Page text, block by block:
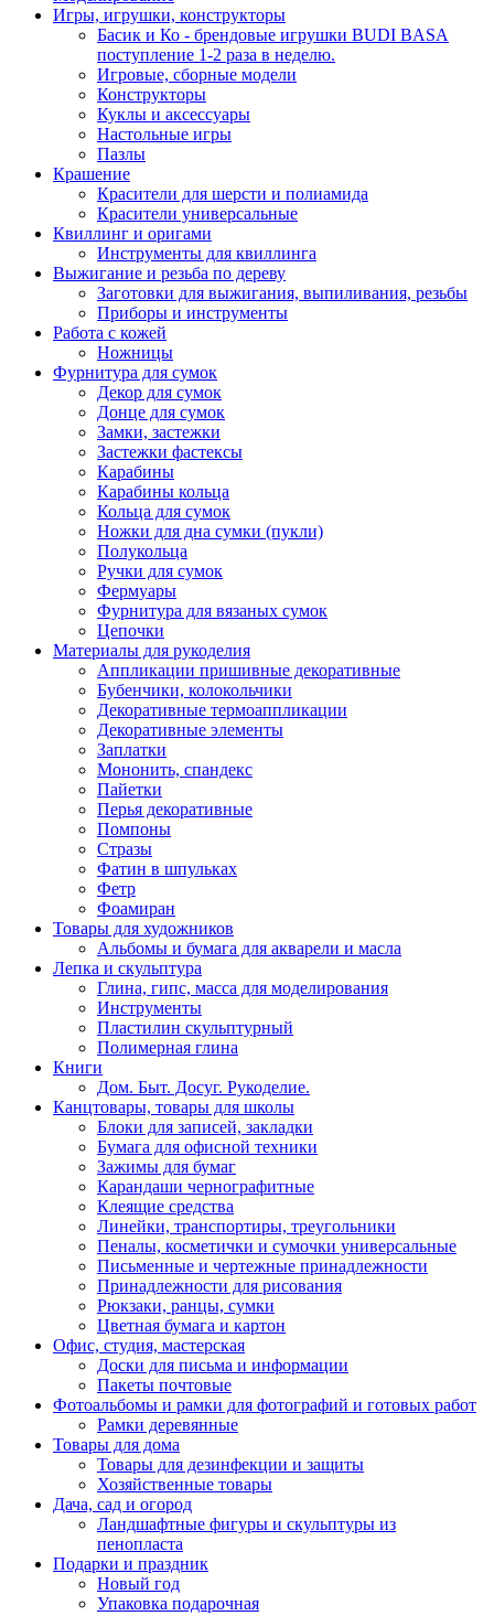
Игры, игрушки, конструкторы
Басик и Ко - брендовые игрушки BUDI BASA
поступление 1-2 раза в неделю.
Игровые, сборные модели
Конструкторы
Куклы и аксессуары
Настольные игры
Пазлы
Крашение
Красители для шерсти и полиамида
Красители универсальные
Квиллинг и оригами
Инструменты для квиллинга
Выжигание и резьба по дереву
Заготовки для выжигания, выпиливания, резьбы
Приборы и инструменты
Работа с кожей
Ножницы
Фурнитура для сумок
Декор для сумок
Донце для сумок
Замки, застежки
Застежки фастексы
Карабины
Карабины кольца
Кольца для сумок
Ножки для дна сумки (пукли)
Полукольца
Ручки для сумок
Фермуары
Фурнитура для вязаных сумок
Цепочки
Материалы для рукоделия
Аппликации пришивные декоративные
Бубенчики, колокольчики
Декоративные термоаппликации
Декоративные элементы
Заплатки
Мононить, спандекс
Пайетки
Перья декоративные
Помпоны
Стразы
Фатин в шпульках
Фетр
Фоамиран
Товары для художников
Альбомы и бумага для акварели и масла
Лепка и скульптура
Глина, гипс, масса для моделирования
Инструменты
Пластилин скульптурный
Полимерная глина
Книги
Дом. Быт. Досуг. Рукоделие.
Канцтовары, товары для школы
Блоки для записей, закладки
Бумага для офисной техники
Зажимы для бумаг
Карандаши чернографитные
Клеящие средства
Линейки, транспортиры, треугольники
Пеналы, косметички и сумочки универсальные
Письменные и чертежные принадлежности
Принадлежности для рисования
Рюкзаки, ранцы, сумки
Цветная бумага и картон
Офис, студия, мастерская
Доски для письма и информации
Пакеты почтовые
Фотоальбомы и рамки для фотографий и готовых работ
Рамки деревянные
Товары для дома
Товары для дезинфекции и защиты
Хозяйственные товары
Дача, сад и огород
Ландшафтные фигуры и скульптуры из
пенопласта
Подарки и праздник
Новый год
Упаковка подарочная